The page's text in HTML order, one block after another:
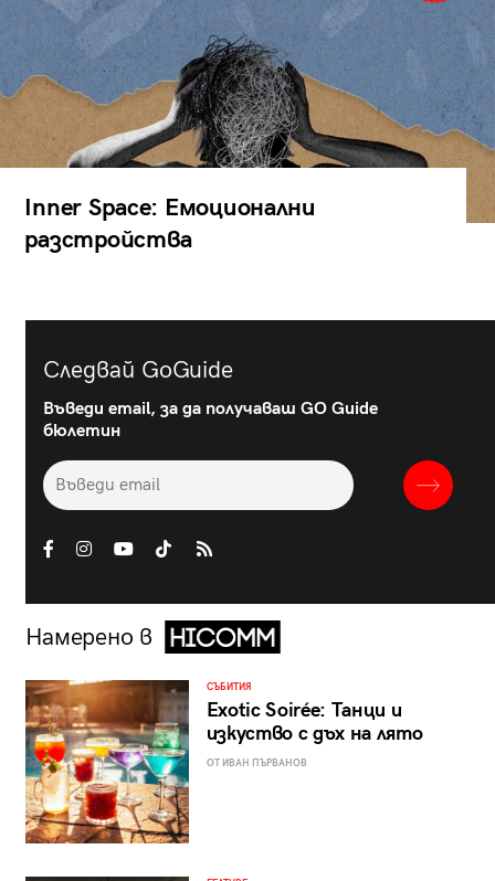
Inner Space: Емоционални
разстройства
Следвай GoGuide
Въведи email, за да получаваш GO Guide
бюлетин
Намерено в
СЪБИТИЯ
Exotic Soirée: Танци и
изкуство с дъх на лято
ОТ ИВАН ПЪРВАНОВ